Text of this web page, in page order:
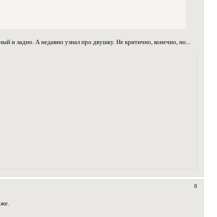
и ладно. А недавно узнал про двушку. Не критично, конечно, но...
8